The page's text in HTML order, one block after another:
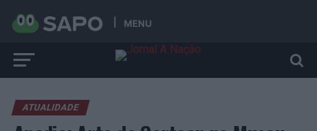
MENU
ATUALIDADE